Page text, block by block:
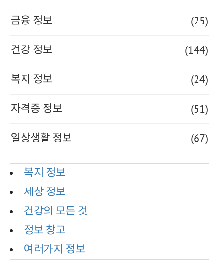
금융 정보 (25)
건강 정보 (144)
복지 정보 (24)
자격증 정보 (51)
일상생활 정보 (67)
복지 정보
세상 정보
건강의 모든 것
정보 창고
여러가지 정보